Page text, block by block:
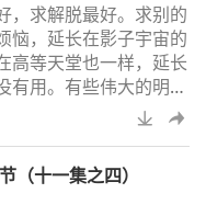
时才能听到真经，听到
真正的力量。所以，要
并且帮助别人。你的灵
，求解脱最好。求别的
恼，延长在影子宇宙的
高等天堂也一样，延长
有用。有些伟大的明师
宙以上的世界，因此，
已经够好了。他们不讲
解脱。还有百分之一的
（十一集之四）